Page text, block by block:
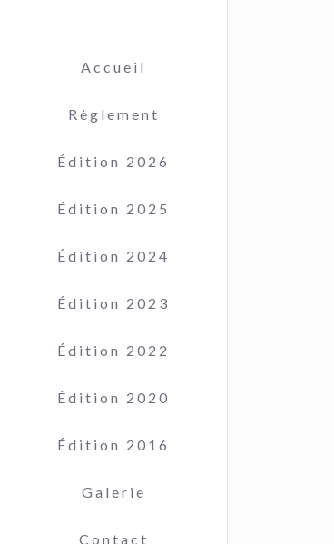
Accueil
Règlement
Édition 2026
Édition 2025
Édition 2024
Édition 2023
Édition 2022
Édition 2020
Édition 2016
Galerie
Contact